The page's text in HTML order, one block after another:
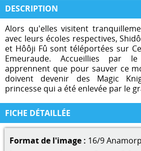
DESCRIPTION
Alors qu'elles visitent
avec leurs écoles respectives,
et Hôôji Fû sont téléportées sur
Emeuraude. Accueillies par
apprennent que pour sauver ce
doivent devenir des Magic
princesse qui a été enlevée par le
FICHE DÉTAILLÉE
Format de l'image : 16/9